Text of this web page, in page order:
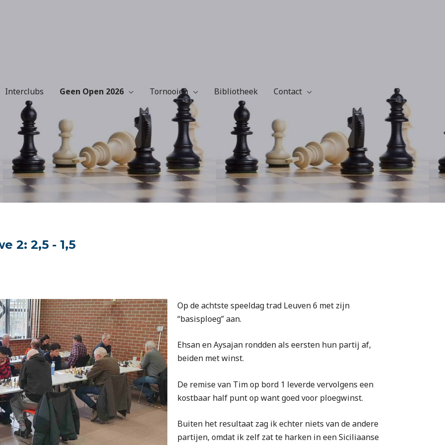
Interclubs Geen Open 2026 Tornooien Bibliotheek Contact
2: 2,5 - 1,5
Op de achtste speeldag trad Leuven 6 met zijn
“basisploeg” aan.
Ehsan en Aysajan rondden als eersten hun partij af,
beiden met winst.
De remise van Tim op bord 1 leverde vervolgens een
kostbaar half punt op want goed voor ploegwinst.
Buiten het resultaat zag ik echter niets van de andere
partijen, omdat ik zelf zat te harken in een Siciliaanse